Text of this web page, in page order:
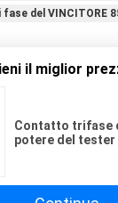
del VINCITORE
il miglior
Contatto trifase
potere del tester